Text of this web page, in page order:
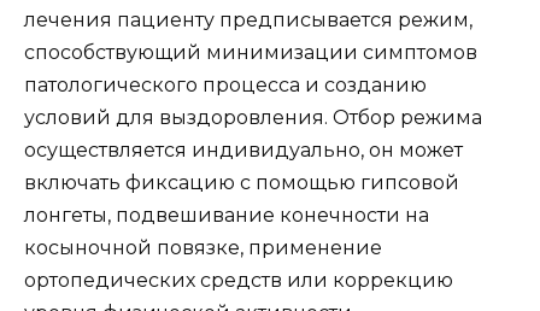
лечения пациенту предписывается режим,
способствующий минимизации симптомов
патологического процесса и созданию
условий для выздоровления. Отбор режима
осуществляется индивидуально, он может
включать фиксацию с помощью гипсовой
лонгеты, подвешивание конечности на
косыночной повязке, применение
ортопедических средств или коррекцию